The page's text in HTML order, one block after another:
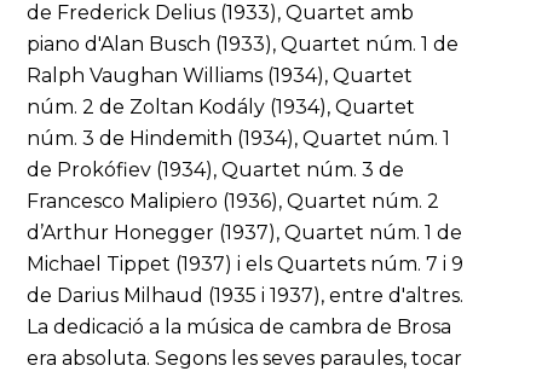
de Frederick Delius (1933), Quartet amb
piano d'Alan Busch (1933), Quartet núm. 1 de
Ralph Vaughan Williams (1934), Quartet
núm. 2 de Zoltan Kodály (1934), Quartet
núm. 3 de Hindemith (1934), Quartet núm. 1
de Prokófiev (1934), Quartet núm. 3 de
Francesco Malipiero (1936), Quartet núm. 2
d’Arthur Honegger (1937), Quartet núm. 1 de
Michael Tippet (1937) i els Quartets núm. 7 i 9
de Darius Milhaud (1935 i 1937), entre d'altres.
La dedicació a la música de cambra de Brosa
era absoluta. Segons les seves paraules, tocar